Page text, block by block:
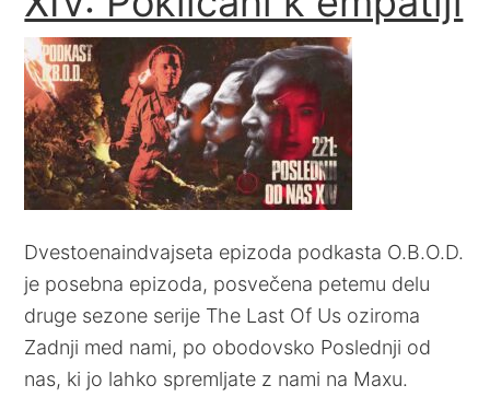
Dvestoenaindvajseta epizoda podkasta O.B.O.D.
je posebna epizoda, posvečena petemu delu
druge sezone serije The Last Of Us oziroma
Zadnji med nami, po obodovsko Poslednji od
nas, ki jo lahko spremljate z nami na Maxu.